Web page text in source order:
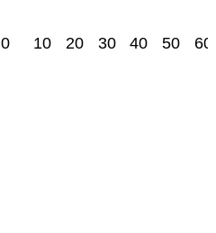
0 10 20 30 40 50 60